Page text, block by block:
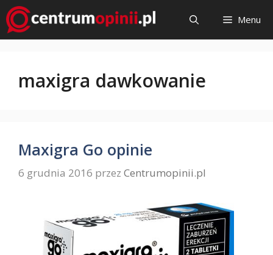
Przejdź
do
treści
Menu
maxigra dawkowanie
Maxigra Go opinie
6 grudnia 2016 przez Centrumopinii.pl